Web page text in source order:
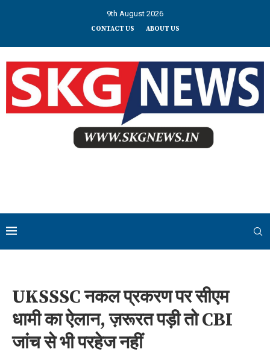
9th August 2026
CONTACT US ABOUT US
UKSSSC नकल प्रकरण पर सीएम
धामी का ऐलान, ज़रूरत पड़ी तो CBI
जांच से भी परहेज नहीं